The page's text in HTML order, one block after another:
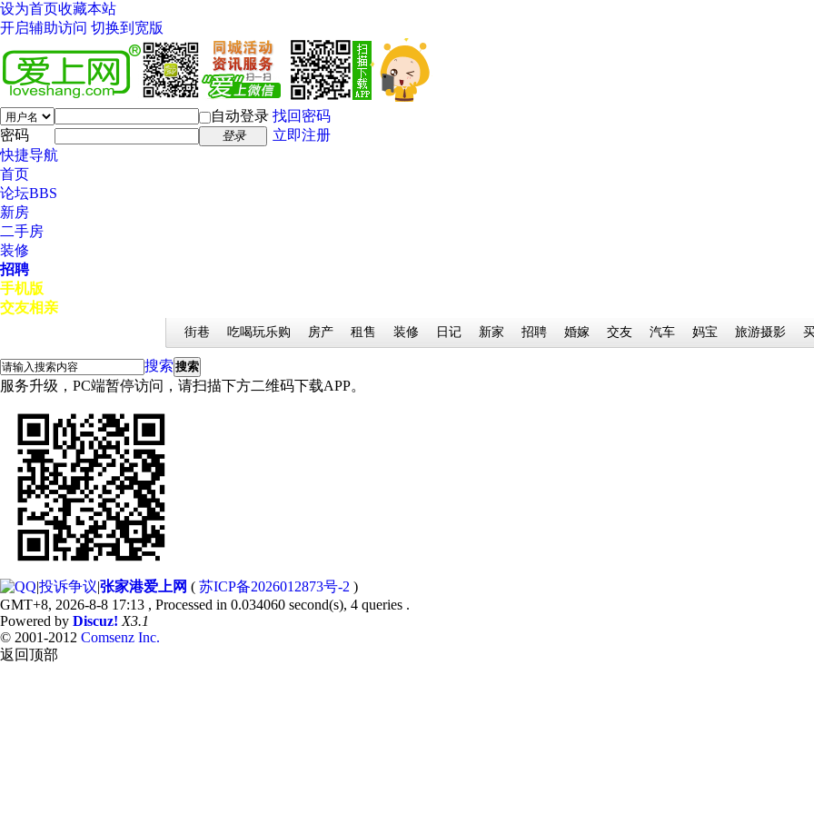
设为首页收藏本站
开启辅助访问 切换到宽版
自动登录 找回密码
密码
登录
立即注册
快捷导航
首页
论坛BBS
新房
二手房
装修
招聘
手机版
交友相亲
街巷 吃喝玩乐购 房产 租售 装修 日记 新家 招聘 婚嫁 交友 汽车 妈宝 旅游摄影
搜索 搜索
服务升级，PC端暂停访问，请扫描下方二维码下载APP。
|投诉争议|张家港爱上网 ( 苏ICP备2026012873号-2 )
GMT+8, 2026-8-8 17:13 , Processed in 0.034060 second(s), 4 queries .
Powered by Discuz! X3.1
© 2001-2012 Comsenz Inc.
返回顶部